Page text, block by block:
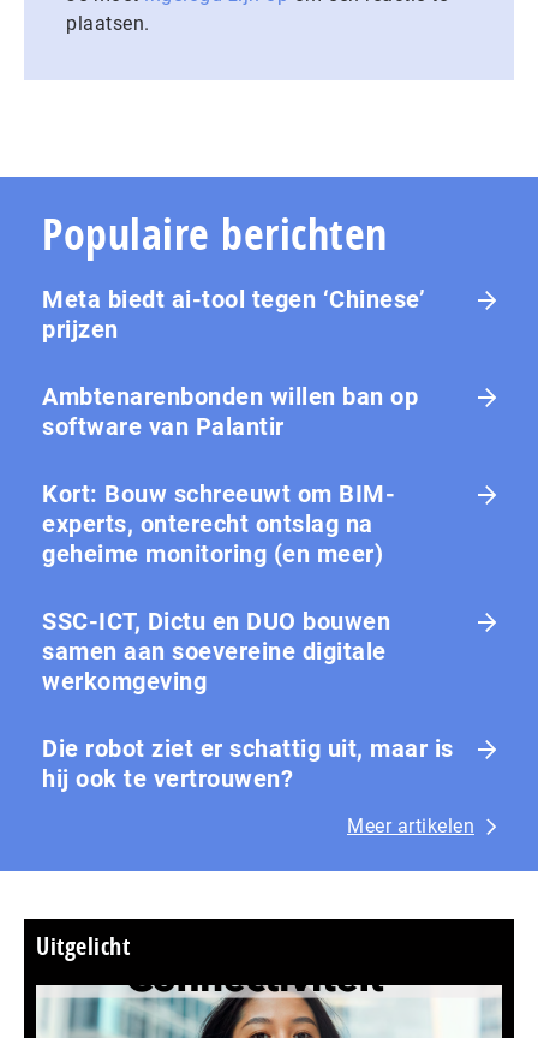
plaatsen.
Populaire berichten
Meta biedt ai-tool tegen ‘Chinese’
prijzen
Ambtenarenbonden willen ban op
software van Palantir
Kort: Bouw schreeuwt om BIM-
experts, onterecht ontslag na
geheime monitoring (en meer)
SSC-ICT, Dictu en DUO bouwen
samen aan soevereine digitale
werkomgeving
Die robot ziet er schattig uit, maar is
hij ook te vertrouwen?
Meer artikelen
Uitgelicht